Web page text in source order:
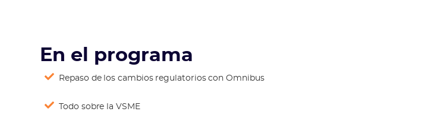
En el programa
Repaso de los cambios regulatorios con Omnibus
Todo sobre la VSME